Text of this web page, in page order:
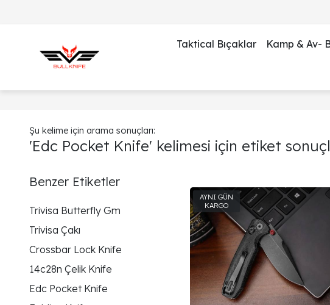
Taktical Bıçaklar Kamp & Av-
Şu kelime için arama sonuçları:
'Edc Pocket Knife' kelimesi için etiket
Benzer Etiketler
Trivisa Butterfly Gm
Trivisa Çakı
Crossbar Lock Knife
14c28n Çelik Knife
Edc Pocket Knife